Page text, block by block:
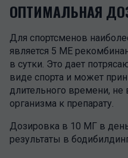
ОПТИМАЛЬНАЯ
Для спортсменов
является 5 МЕ
в сутки. Это дает
виде спорта и может
длительного времени, не
организма к препарату.
Дозировка в 10 МГ в
результаты в